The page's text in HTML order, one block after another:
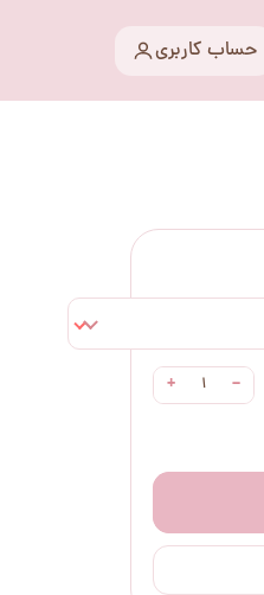
حساب کاربری
−
+